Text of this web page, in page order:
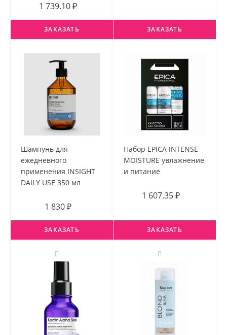
1 739.10 ₽
ЗАКАЗАТЬ ЗАКАЗАТЬ
Шампунь для
ежедневного
применения INSIGHT
DAILY USE 350 мл
1 830 ₽
ЗАКАЗАТЬ
Набор EPICA INTENSE
MOISTURE увлажнение
и питание
1 607.35 ₽
ЗАКАЗАТЬ